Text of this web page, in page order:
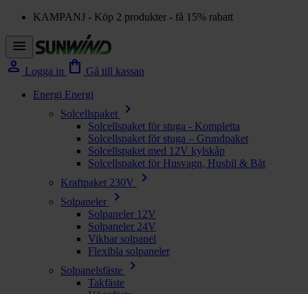
KAMPANJ - Köp 2 produkter - få 15% rabatt
menu
person Logga in shopping_bag Gå till kassan
Energi Energi
Solcellspaket
chevron_right
Solcellspaket för stuga - Kompletta
Solcellspaket för stuga – Grundpaket
Solcellspaket med 12V kylskåp
Solcellspaket för Husvagn, Husbil & Båt
Kraftpaket 230V
chevron_right
Solpaneler chevron_right
Solpaneler 12V
Solpaneler 24V
Vikbar solpanel
Flexibla solpaneler
Solpanelsfäste
chevron_right
Takfäste